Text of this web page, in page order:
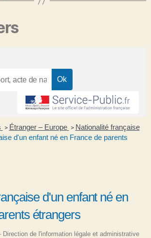
> Étranger – Europe > Nationalité française
d'un enfant né en France de parents
d'un enfant né en
étrangers
Direction de l'information légale et administrative